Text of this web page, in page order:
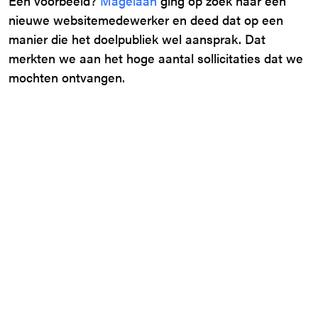
nieuwe websitemedewerker en deed dat op een
manier die het doelpubliek wel aansprak. Dat
merkten we aan het hoge aantal sollicitaties dat we
mochten ontvangen.